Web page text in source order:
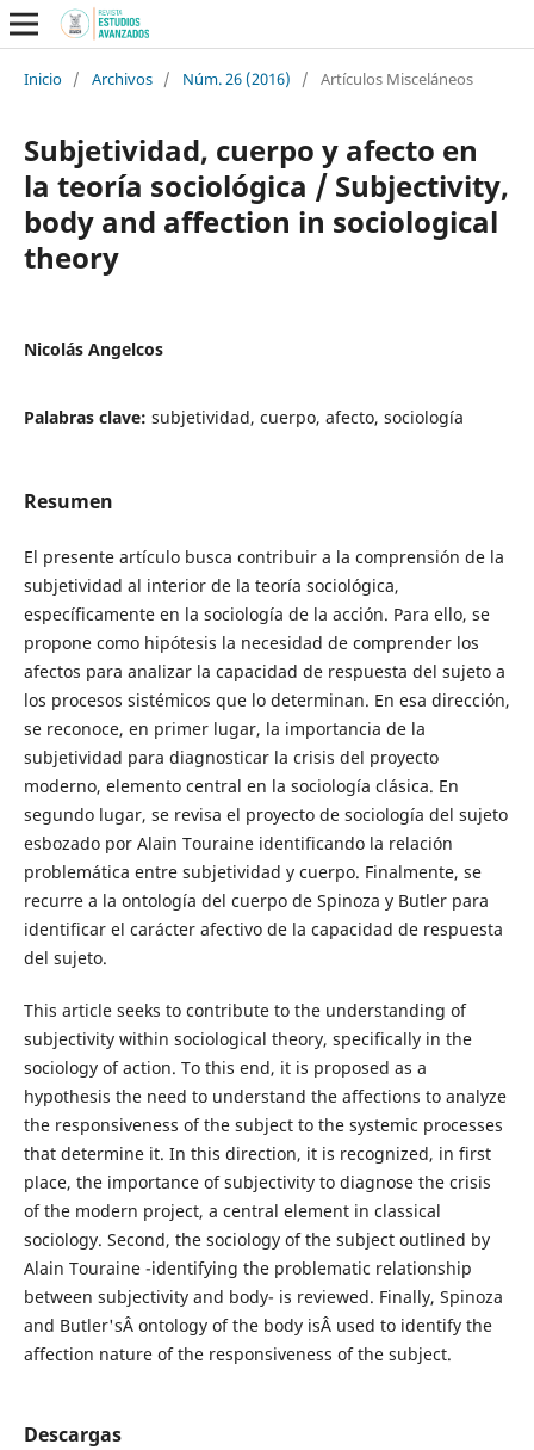
Inicio / Archivos / Núm. 26 (2016) / Artículos Misceláneos
Subjetividad, cuerpo y afecto en
la teoría sociológica / Subjectivity,
body and affection in sociological
theory
Nicolás Angelcos
Palabras clave: subjetividad, cuerpo, afecto, sociología
Resumen
El presente artículo busca contribuir a la comprensión de la
subjetividad al interior de la teoría sociológica,
específicamente en la sociología de la acción. Para ello, se
propone como hipótesis la necesidad de comprender los
afectos para analizar la capacidad de respuesta del sujeto a
los procesos sistémicos que lo determinan. En esa dirección,
se reconoce, en primer lugar, la importancia de la
subjetividad para diagnosticar la crisis del proyecto
moderno, elemento central en la sociología clásica. En
segundo lugar, se revisa el proyecto de sociología del sujeto
esbozado por Alain Touraine identificando la relación
problemática entre subjetividad y cuerpo. Finalmente, se
recurre a la ontología del cuerpo de Spinoza y Butler para
identificar el carácter afectivo de la capacidad de respuesta
del sujeto.
This article seeks to contribute to the understanding of
subjectivity within sociological theory, specifically in the
sociology of action. To this end, it is proposed as a
hypothesis the need to understand the affections to analyze
the responsiveness of the subject to the systemic processes
that determine it. In this direction, it is recognized, in first
place, the importance of subjectivity to diagnose the crisis
of the modern project, a central element in classical
sociology. Second, the sociology of the subject outlined by
Alain Touraine -identifying the problematic relationship
between subjectivity and body- is reviewed. Finally, Spinoza
and Butler'sÂ ontology of the body isÂ used to identify the
affection nature of the responsiveness of the subject.
Descargas